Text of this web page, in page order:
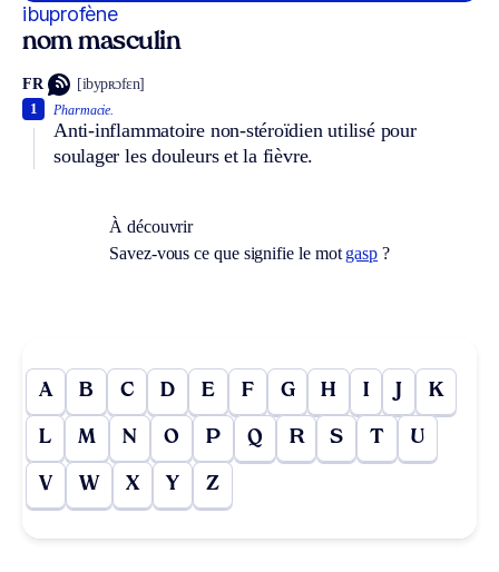
ibuprofène
nom masculin
FR [ibypʀɔfɛn]
Pharmacie.
Anti-inflammatoire non-stéroïdien utilisé pour
soulager les douleurs et la fièvre.
1
À découvrir
Savez-vous ce que signifie le mot gasp ?
A B C D E F G H I J K
L M N O P Q R S T U
V W X Y Z